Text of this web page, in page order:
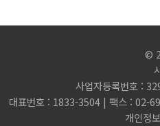
©
사업자등록번호 :
대표번호 : 1833-3504 | 팩스 : 02-
개인정